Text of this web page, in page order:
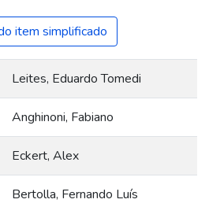
item simplificado
Leites, Eduardo Tomedi
Anghinoni, Fabiano
Eckert, Alex
Bertolla, Fernando Luís